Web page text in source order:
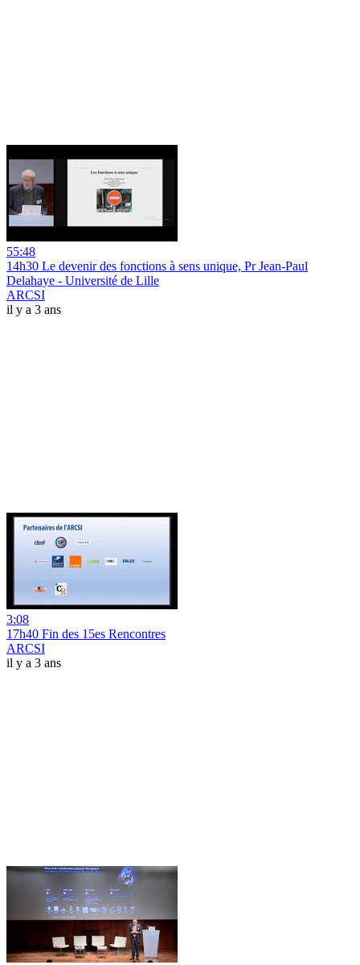
55:48
14h30 Le devenir des fonctions à sens unique, Pr Jean-Paul
Delahaye - Université de Lille
ARCSI
il y a 3 ans
3:08
17h40 Fin des 15es Rencontres
ARCSI
il y a 3 ans